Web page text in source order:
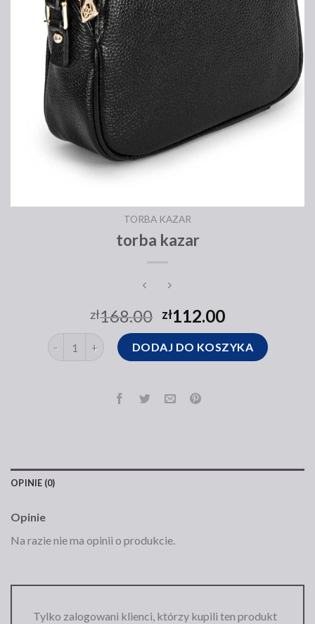
TORBA KAZAR
torba kazar
zł168.00 zł112.00
ilość torba kazar DODAJ DO KOSZYKA
OPINIE (0)
Opinie
Na razie nie ma opinii o produkcie.
Tylko zalogowani klienci, którzy kupili ten produkt